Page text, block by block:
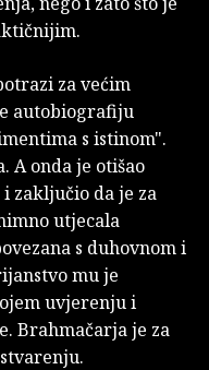
za većim
autobiografiju
s istinom".
A onda je otišao
zaključio da je za
utjecala
s duhovnom i
mu je
uvjerenju i
Brahmačarja je za